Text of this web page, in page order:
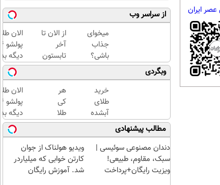
عصر ایران
از سراسر وب
میخوای
جذاب
باشی؟
یا این
روش
چربیاتو
آب کن
از الان تا
آخر
تابستون
حداقل
12کیلو
چربی
میسوزونی
🧨
الان
دیگه
طلا با
بی‌بهره
وبگردی
خرید
طلای
آبشده
حتی با
۱۰۰هزارتومان
هر
کی
طلا
داره،
غم
نداره!
😊💎
(خرید
الان
دیگه
طلا با
بی‌بهره
مطالب پیشنهادی
دندان مصنوعی سوئیسی |
سبک، مقاوم، طبیعی!
ویزیت رایگان+پرداخت
ویدیو هولناک از جوان
کارتن خوابی که میلیاردر
شد. آموزش رایگان